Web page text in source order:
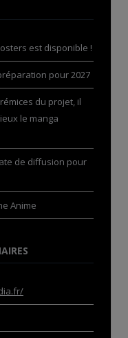
est disponible !
pour 2027
du projet, il
le manga
de diffusion pour
Anime